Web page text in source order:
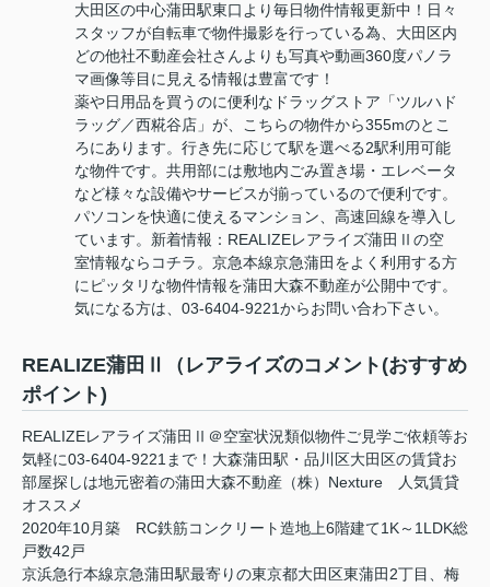
大田区の中心蒲田駅東口より毎日物件情報更新中！日々
スタッフが自転車で物件撮影を行っている為、大田区内
どの他社不動産会社さんよりも写真や動画360度パノラ
マ画像等目に見える情報は豊富です！
薬や日用品を買うのに便利なドラッグストア「ツルハド
ラッグ／西糀谷店」が、こちらの物件から355mのとこ
ろにあります。行き先に応じて駅を選べる2駅利用可能
な物件です。共用部には敷地内ごみ置き場・エレベータ
など様々な設備やサービスが揃っているので便利です。
パソコンを快適に使えるマンション、高速回線を導入し
ています。新着情報：REALIZEレアライズ蒲田Ⅱの空
室情報ならコチラ。京急本線京急蒲田をよく利用する方
にピッタリな物件情報を蒲田大森不動産が公開中です。
気になる方は、03-6404-9221からお問い合わ下さい。
REALIZE蒲田Ⅱ（レアライズのコメント(おすすめ
ポイント)
REALIZEレアライズ蒲田Ⅱ＠空室状況類似物件ご見学ご依頼等お
気軽に03-6404-9221まで！大森蒲田駅・品川区大田区の賃貸お
部屋探しは地元密着の蒲田大森不動産（株）Nexture 人気賃貸
オススメ
2020年10月築 RC鉄筋コンクリート造地上6階建て1K～1LDK総
戸数42戸
京浜急行本線京急蒲田駅最寄りの東京都大田区東蒲田2丁目、梅